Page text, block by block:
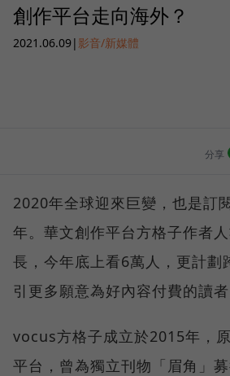
創作平台走向海外？
2021.06.09| 影音/新媒體
分享
2020年全球迎來巨變，也是訂
年。華文創作平台方格子作者
長，今年底上看6萬人，更計劃
引更多願意為好內容付費的讀者
vocus方格子成立於2015年，
平台，曾為獨立刊物「眉角」